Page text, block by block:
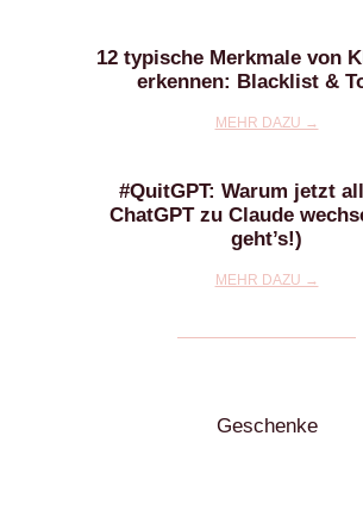
12 typische Merkmale von
erkennen: Blacklist &
MEHR DAZU →
#QuitGPT: Warum jetzt
ChatGPT zu Claude
geht’s!)
MEHR DAZU →
Geschenke